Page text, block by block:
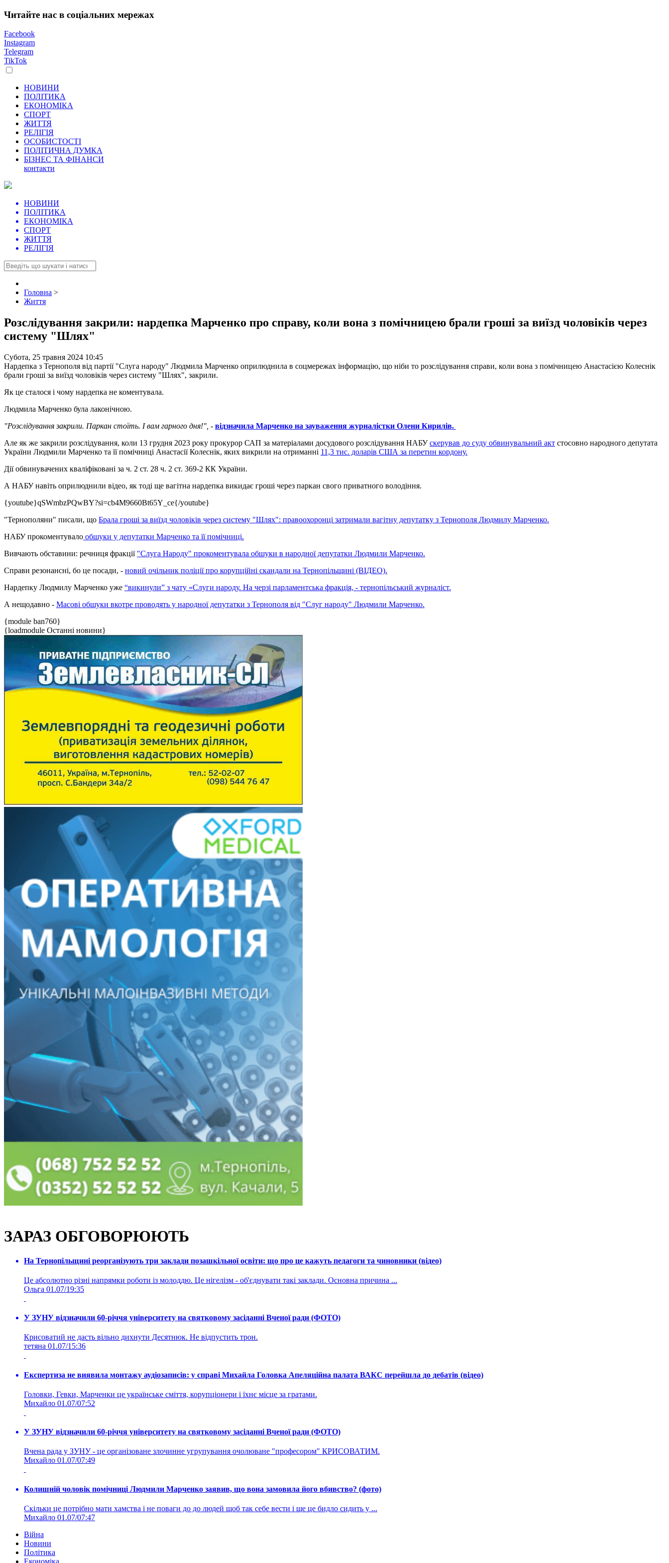
Читайте нас в соціальних мережах
Facebook
Instagram
Telegram
TikTok
НОВИНИ
ПОЛІТИКА
ЕКОНОМІКА
СПОРТ
ЖИТТЯ
РЕЛІГІЯ
ОСОБИСТОСТІ
ПОЛІТИЧНА ДУМКА
БІЗНЕС ТА ФІНАНСИ
контакти
НОВИНИ
ПОЛІТИКА
ЕКОНОМІКА
СПОРТ
ЖИТТЯ
РЕЛІГІЯ
Головна >
Життя
Розслідування закрили: нардепка Марченко про справу, коли вона з помічницею брали гроші за виїзд чоловіків через
систему "Шлях"
Субота, 25 травня 2024 10:45
Нардепка з Тернополя від партії "Слуга народу" Людмила Марченко оприлюднила в соцмережах інформацію, що ніби то розслідування справи, коли вона з помічницею Анастасією Колеснік
брали гроші за виїзд чоловіків через систему "Шлях", закрили.
Як це сталося і чому нардепка не коментувала.
Людмила Марченко була лаконічною.
"Розслідування закрили. Паркан стоїть. І вам гарного дня!", - відзначила Марченко на зауваження журналістки Олени Кирилів.
Але як же закрили розслідування, коли 13 грудня 2023 року прокурор САП за матеріалами досудового розслідування НАБУскерував до суду обвинувальний акт стосовно народного депутата
України Людмили Марченко та її помічниці Анастасії Колеснік, яких викрили на отриманні 11,3 тис. доларів США за перетин кордону.
Дії обвинувачених кваліфіковані за ч. 2 ст. 28 ч. 2 ст. 369-2 КК України.
А НАБУ навіть оприлюднили відео, як тоді ще вагітна нардепка викидає гроші через паркан свого приватного володіння.
{youtube}qSWmbzPQwBY?si=cb4M9660Bt65Y_ce{/youtube}
"Тернополяни" писали, що Брала гроші за виїзд чоловіків через систему "Шлях": правоохоронці затримали вагітну депутатку з Тернополя Людмилу Марченко.
НАБУ прокоментувало обшуки у депутатки Марченко та її помічниці.
Вивчають обставини: речниця фракції "Слуга Народу" прокоментувала обшуки в народної депутатки Людмили Марченко.
Справи резонансні, бо це посади, - новий очільник поліції про корупційні скандали на Тернопільщині (ВІДЕО).
Нардепку Людмилу Марченко уже “викинули” з чату «Слуги народу. На черзі парламентська фракція, - тернопільський журналіст.
А нещодавно - Масові обшуки вкотре проводять у народної депутатки з Тернополя від "Слуг народу" Людмили Марченко.
{module ban760}
{loadmodule Останні новини}
ЗАРАЗ ОБГОВОРЮЮТЬ
На Тернопільщині реорганізують три заклади позашкільної освіти: що про це кажуть педагоги та чиновники (відео)
Це абсолютно різні напрямки роботи із молоддю. Це нігелізм - об'єднувати такі заклади. Основна причина ...
Ольга 01.07/19:35
У ЗУНУ відзначили 60-річчя університету на святковому засіданні Вченої ради (ФОТО)
Крисоватий не дасть вільно дихнути Десятнюк. Не відпустить трон.
тетяна 01.07/15:36
Експертиза не виявила монтажу аудіозаписів: у справі Михайла Головка Апеляційна палата ВАКС перейшла до дебатів (відео)
Головки, Гевки, Марченки це українське сміття, корупціонери і їхнє місце за гратами.
Михайло 01.07/07:52
У ЗУНУ відзначили 60-річчя університету на святковому засіданні Вченої ради (ФОТО)
Вчена рада у ЗУНУ - це організоване злочинне угрупування очолюване "професором" КРИСОВАТИМ.
Михайло 01.07/07:49
Колишній чоловік помічниці Людмили Марченко заявив, що вона замовила його вбивство? (фото)
Скільки це потрібно мати хамства і не поваги до до людей щоб так себе вести і ще це бидло сидить у ...
Михайло 01.07/07:47
Війна
Новини
Політика
Економіка